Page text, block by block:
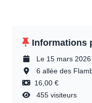
Informations
Le 15 mars 2026
6 allée des
16,00 €
455 visiteurs